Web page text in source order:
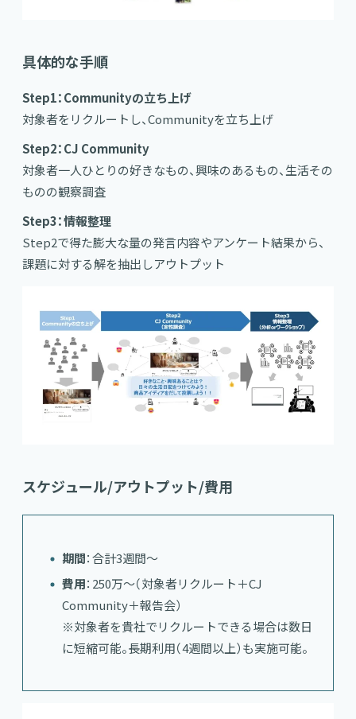
具体的な手順
Step1：Communityの立ち上げ
対象者をリクルートし、Communityを立ち上げ
Step2：CJ Community
対象者一人ひとりの好きなもの、興味のあるもの、生活その
ものの観察調査
Step3：情報整理
Step2で得た膨大な量の発言内容やアンケート結果から、
課題に対する解を抽出しアウトプット
スケジュール/アウトプット/費用
期間：合計3週間～
費用：250万～（対象者リクルート＋CJ
Community＋報告会）
※対象者を貴社でリクルートできる場合は数日
に短縮可能。長期利用（4週間以上）も実施可能。